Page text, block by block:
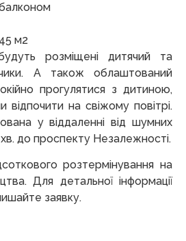
м2
розміщені дитячий та
А також облаштований
прогулятися з дитиною,
відпочити на свіжому повітрі.
у віддаленні від шумних
до проспекту Незалежності.
розтермінування на
Для детальної інформації
заявку.